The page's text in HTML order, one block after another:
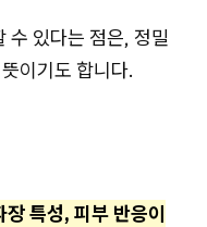
수 있다는 점은, 정밀
이기도 합니다.
특성, 피부 반응이